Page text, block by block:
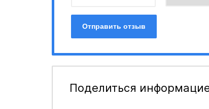
Отправить отзыв
Поделиться